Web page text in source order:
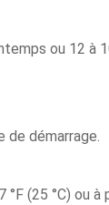
ou 12 à
de démarrage.
(25 °C) ou à